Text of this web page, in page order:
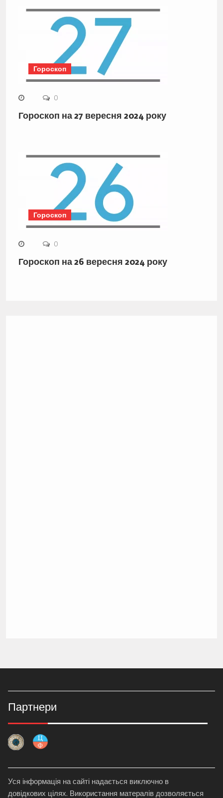
Гороскоп
0
Гороскоп на 27 вересня 2024 року
Гороскоп
0
Гороскоп на 26 вересня 2024 року
Партнери
Уся інформація на сайті надається виключно в
довідкових цілях. Використання матералів дозволяється